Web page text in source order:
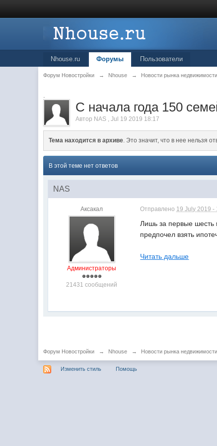
Nhouse.ru Форумы Пользователи
Форум Новостройки → Nhouse → Новости рынка недвижимости
.
С начала года 150
Автор NAS ,Jul 19 2019 18:17
Тема находится в архиве. Это значит, что в нее нельзя
В этой теме нет ответов
NAS
Аксакал
Администраторы
21431 сообщений
Отправлено 19 July 2019 -
Лишь за первые шесть
предпочел взять
Читать дальше
Форум Новостройки → Nhouse → Новости рынка недвижимости
Изменить стиль Помощь